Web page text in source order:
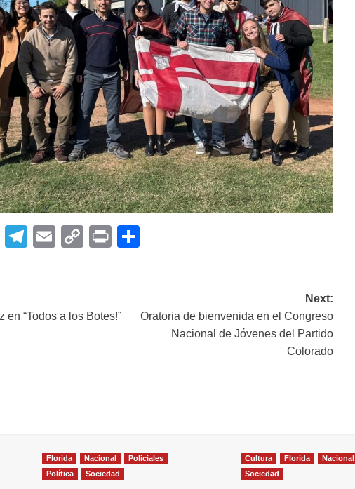
WhatsApp
Telegram
EmailCopyPrint
en “Todos a los Botes!”
Next:
Oratoria de bienvenida en el Congreso
Nacional de Jóvenes del Partido
Colorado
Florida Nacional
Policiales
Política
Sociedad
Cultura Florida Nacional
Sociedad